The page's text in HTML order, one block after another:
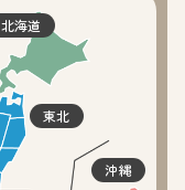
北海道
東北
沖縄